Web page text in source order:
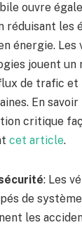
ouvre
réduisant les
énergie. Les
jouent
de trafic et
En savoir
critique
cet article.
: Les
de
les